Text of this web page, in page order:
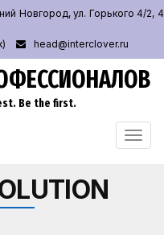
Новгород, ул. Горького 4/2, 4
head@interclover.ru
Be the first.